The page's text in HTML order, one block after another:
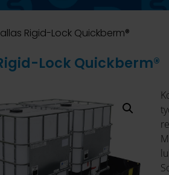
Rigid-Lock Quickberm®
Lock Quickberm®